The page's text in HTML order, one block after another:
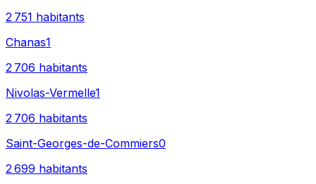
2 751 habitants
Chanas1
2 706 habitants
Nivolas-Vermelle1
2 706 habitants
Saint-Georges-de-Commiers0
2 699 habitants